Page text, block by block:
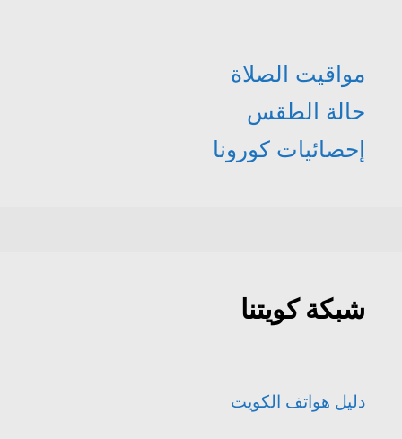
مواقيت الصلاة
حالة الطقس
إحصائيات كورونا
شبكة كويتنا
دليل هواتف الكويت